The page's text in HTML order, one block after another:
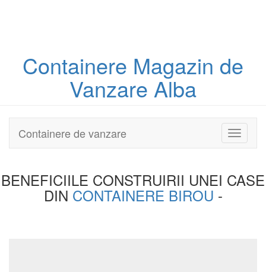
Containere Magazin de
Vanzare Alba
Toggle
Containere de vanzare
BENEFICIILE CONSTRUIRII UNEI CASE
DIN CONTAINERE BIROU -